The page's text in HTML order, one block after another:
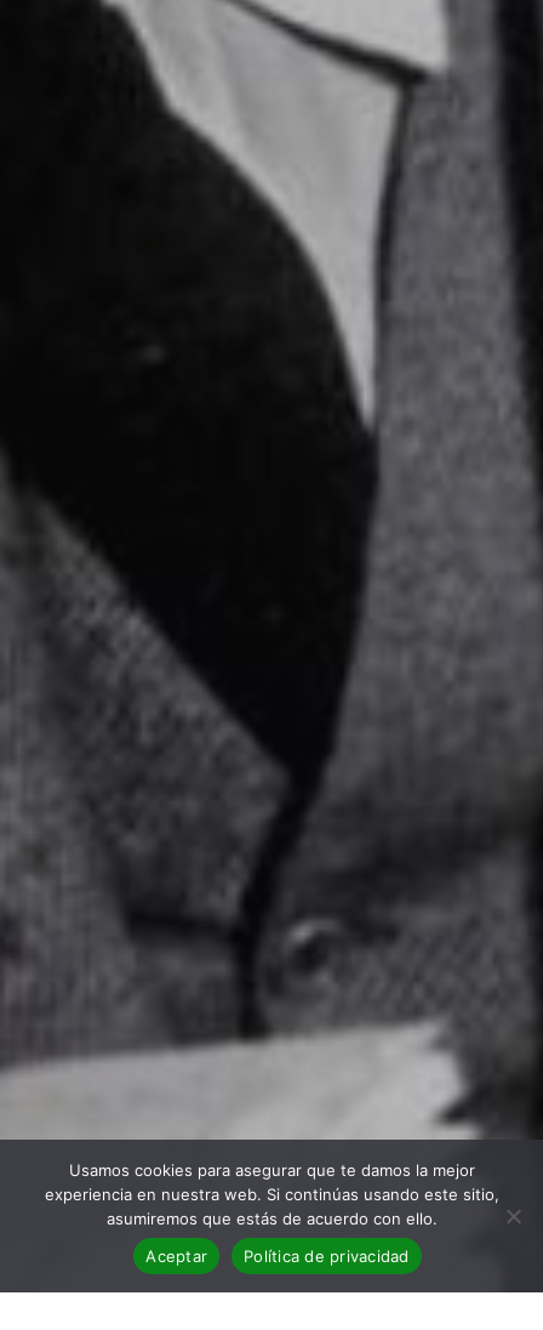
Usamos cookies para asegurar que te damos la mejor
experiencia en nuestra web. Si continúas usando este sitio,
asumiremos que estás de acuerdo con ello.
Aceptar
Política de privacidad